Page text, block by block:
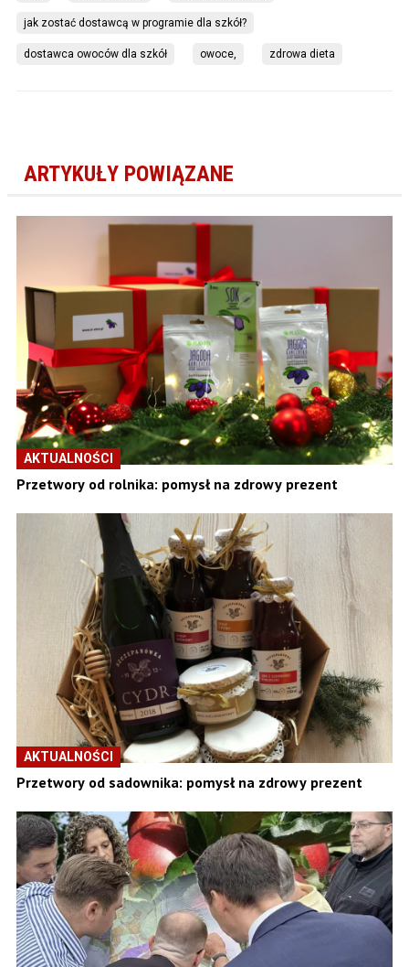
jak zostać dostawcą w programie dla szkół?
dostawca owoców dla szkół owoce, zdrowa dieta
ARTYKUŁY POWIĄZANE
AKTUALNOŚCI
Przetwory od rolnika: pomysł na zdrowy prezent
AKTUALNOŚCI
Przetwory od sadownika: pomysł na zdrowy prezent